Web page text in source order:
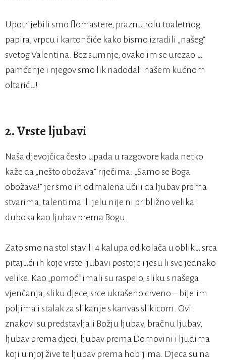
Upotrijebili smo flomastere, praznu rolu toaletnog
papira, vrpcu i kartončiće kako bismo izradili „našeg“
svetog Valentina. Bez sumnje, ovako im se urezao u
pamćenje i njegov smo lik nadodali našem kućnom
oltariću!
2. Vrste ljubavi
Naša djevojčica često upada u razgovore kada netko
kaže da „nešto obožava“ riječima: „Samo se Boga
obožava!“ jer smo ih odmalena učili da ljubav prema
stvarima, talentima ili jelu nije ni približno velika i
duboka kao ljubav prema Bogu.
Zato smo na stol stavili 4 kalupa od kolača u obliku srca
pitajući ih koje vrste ljubavi postoje i jesu li sve jednako
velike. Kao „pomoć“ imali su raspelo, sliku s našega
vjenčanja, sliku djece, srce ukrašeno crveno – bijelim
poljima i stalak za slikanje s kanvas slikicom. Ovi
znakovi su predstavljali Božju ljubav, bračnu ljubav,
ljubav prema djeci, ljubav prema Domovini i ljudima
koji u njoj žive te ljubav prema hobijima. Djeca su na